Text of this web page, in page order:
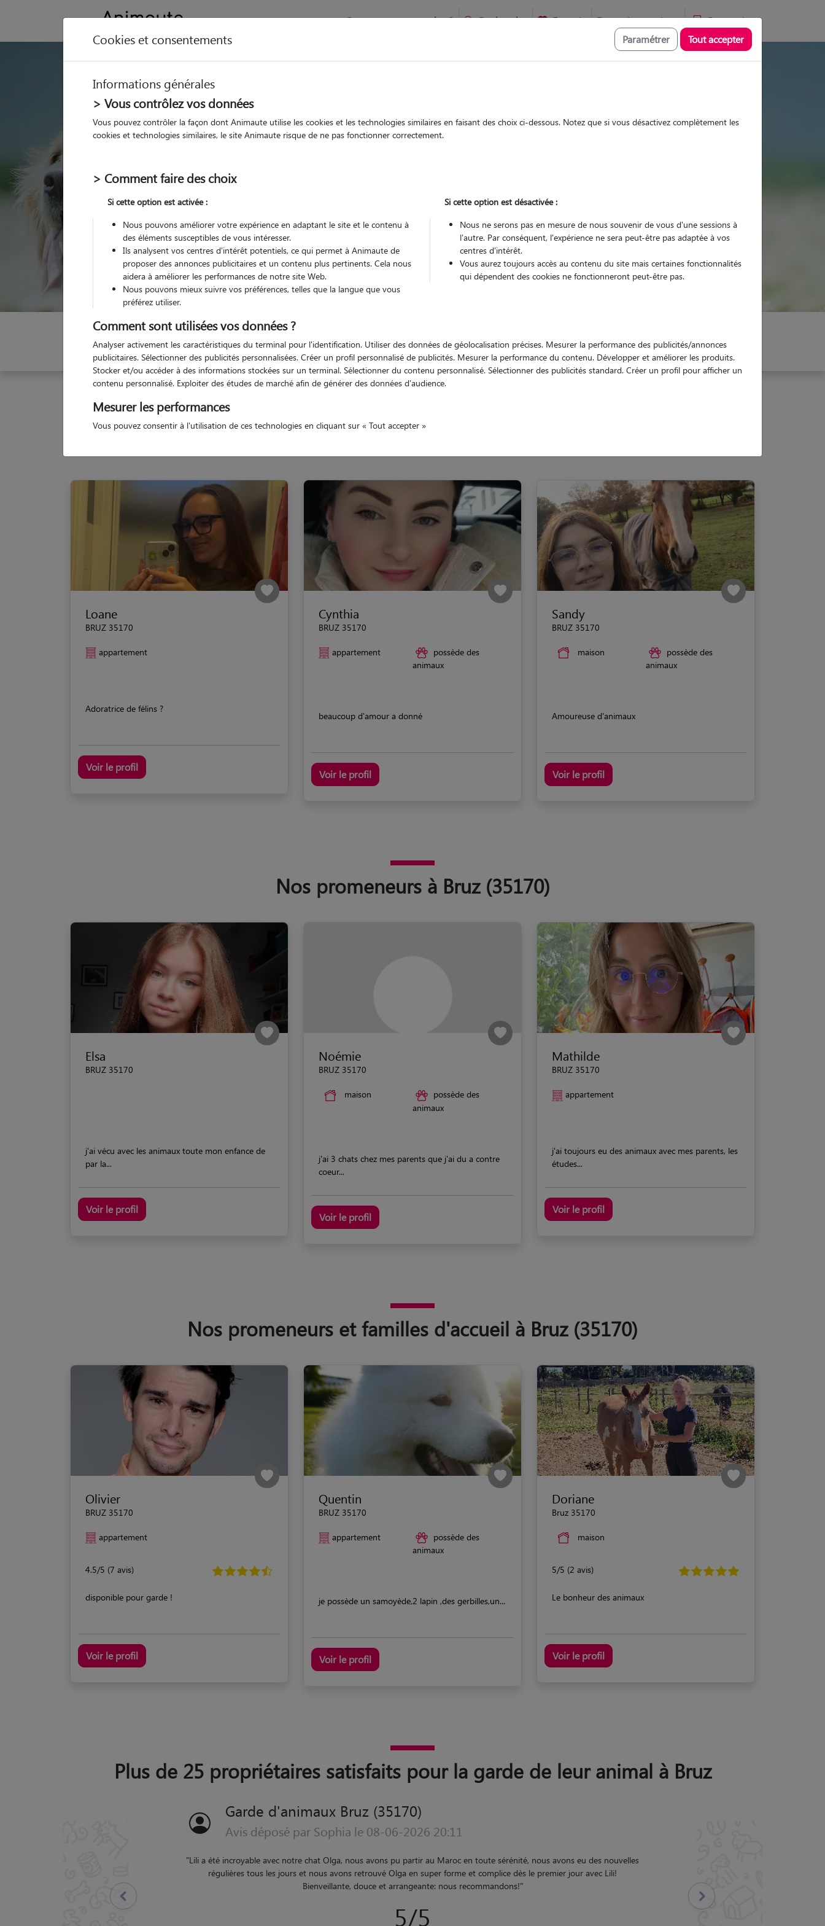
Comment ça marche ? Recherche Favoris Devenir pet sitter Connexion
Trouvez une garde animaux à
Bruz
Garde Promenades
Pour quel animal ?
Trouver mon Pet Sitter
Indiquez vos dates
Loane
BRUZ 35170
appartement
Adoratrice de félins ?
Voir le profil
Cynthia
BRUZ 35170
appartement
possède des
animaux
beaucoup d'amour a donné
Voir le profil
Sandy
BRUZ 35170
maison
possède des
animaux
Amoureuse d'animaux
Voir le profil
Nos promeneurs à Bruz (35170)
Elsa
BRUZ 35170
j'ai vécu avec les animaux toute mon enfance de
par la...
Voir le profil
Noémie
BRUZ 35170
maison
possède des
animaux
j'ai 3 chats chez mes parents que j'ai du a contre
coeur...
Voir le profil
Mathilde
BRUZ 35170
appartement
j'ai toujours eu des animaux avec mes parents, les
études...
Voir le profil
Nos promeneurs et familles d'accueil à Bruz (35170)
Olivier
BRUZ 35170
appartement
4.5/5 (7 avis)
disponible pour garde !
Voir le profil
Quentin
BRUZ 35170
appartement
possède des
animaux
je possède un samoyède,2 lapin ,des gerbilles,un...
Voir le profil
Doriane
Bruz 35170
maison
5/5 (2 avis)
Le bonheur des animaux
Voir le profil
Plus de 25 propriétaires satisfaits pour la garde de leur animal à Bruz
Garde d'animaux Bruz (35170)
Avis déposé par Evan le 25-07-2025 21:00
"Tout s'est très bien passé, je recommande Valentin à tous ceux qui veulent faire garder leur animaux l'esprit tranquille."
5/5
Cookies et consentements Paramétrer Tout accepter
Informations générales
> Vous contrôlez vos données
Vous pouvez contrôler la façon dont Animaute utilise les cookies et les technologies similaires en faisant des choix ci-dessous. Notez que si vous désactivez complètement les
cookies et technologies similaires, le site Animaute risque de ne pas fonctionner correctement.
> Comment faire des choix
Si cette option est activée :
Nous pouvons améliorer votre expérience en adaptant le site et le contenu à
des éléments susceptibles de vous intéresser.
Ils analysent vos centres d'intérêt potentiels, ce qui permet à Animaute de
proposer des annonces publicitaires et un contenu plus pertinents. Cela nous
aidera à améliorer les performances de notre site Web.
Nous pouvons mieux suivre vos préférences, telles que la langue que vous
préférez utiliser.
Si cette option est désactivée :
Nous ne serons pas en mesure de nous souvenir de vous d'une sessions à
l'autre. Par conséquent, l'expérience ne sera peut-être pas adaptée à vos
centres d'intérêt.
Vous aurez toujours accès au contenu du site mais certaines fonctionnalités
qui dépendent des cookies ne fonctionneront peut-être pas.
Comment sont utilisées vos données ?
Analyser activement les caractéristiques du terminal pour l'identification. Utiliser des données de géolocalisation précises. Mesurer la performance des publicités/annonces
publicitaires. Sélectionner des publicités personnalisées. Créer un profil personnalisé de publicités. Mesurer la performance du contenu. Développer et améliorer les produits.
Stocker et/ou accéder à des informations stockées sur un terminal. Sélectionner du contenu personnalisé. Sélectionner des publicités standard. Créer un profil pour afficher un
contenu personnalisé. Exploiter des études de marché afin de générer des données d'audience.
Mesurer les performances
Vous pouvez consentir à l'utilisation de ces technologies en cliquant sur « Tout accepter »